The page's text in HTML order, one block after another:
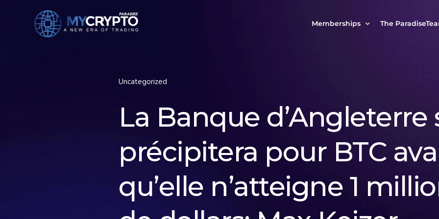
Memberships
PRO Paradiser
MCP MasterClass
ParadiseFamilyVIP Crypto
The
Uncategorized
La Banque d’Angleterre
précipitera pour BTC
qu’elle n’atteigne 1